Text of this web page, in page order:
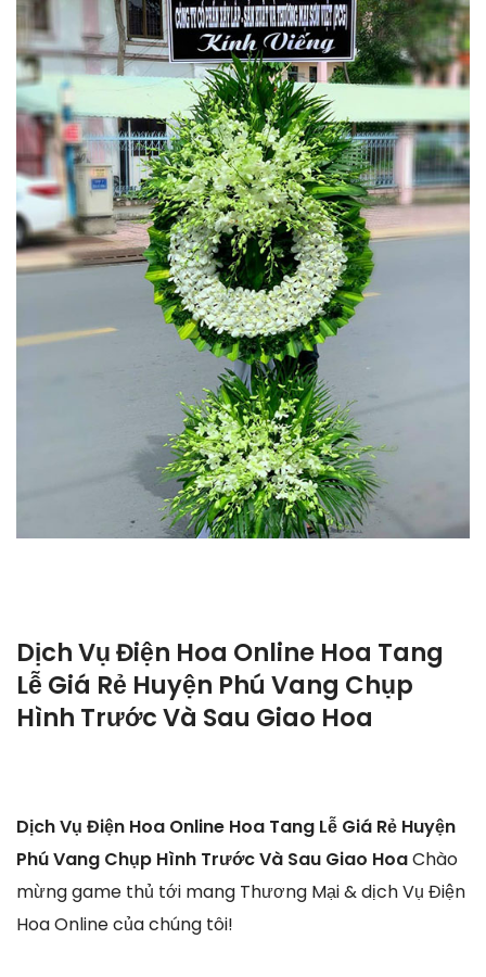
Dịch Vụ Điện Hoa Online Hoa Tang
Lễ Giá Rẻ Huyện Phú Vang Chụp
Hình Trước Và Sau Giao Hoa
Dịch Vụ Điện Hoa Online Hoa Tang Lễ Giá Rẻ Huyện
Phú Vang Chụp Hình Trước Và Sau Giao HoaChào
mừng game thủ tới mang Thương Mại & dịch Vụ Điện
Hoa Online của chúng tôi!